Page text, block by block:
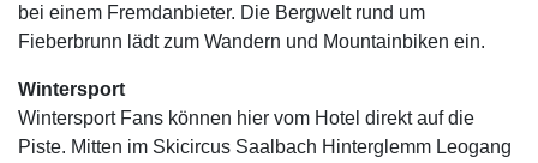
bei einem Fremdanbieter. Die Bergwelt rund um
Fieberbrunn lädt zum Wandern und Mountainbiken ein.
Wintersport
Wintersport Fans können hier vom Hotel direkt auf die
Piste. Mitten im Skicircus Saalbach Hinterglemm Leogang